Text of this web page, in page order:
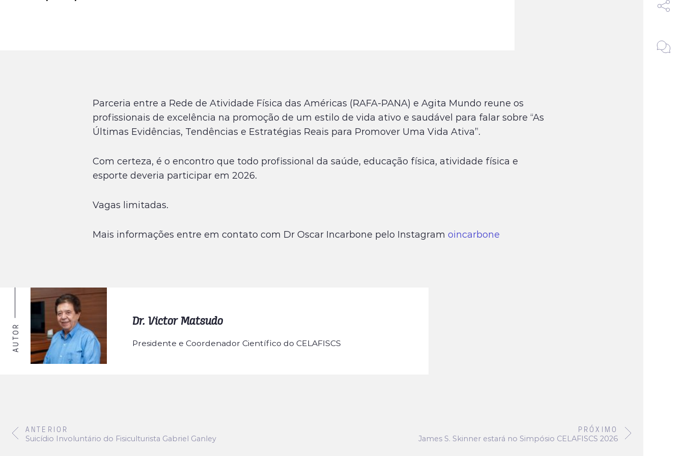
Parceria entre a Rede de Atividade Física das Américas (RAFA-PANA) e Agita Mundo reune os
profissionais de excelência na promoção de um estilo de vida ativo e saudável para falar sobre “As
Últimas Evidências, Tendências e Estratégias Reais para Promover Uma Vida Ativa”.
Com certeza, é o encontro que todo profissional da saúde, educação física, atividade física e
esporte deveria participar em 2026.
Vagas limitadas.
Mais informações entre em contato com Dr Oscar Incarbone pelo Instagram oincarbone
AUTOR
Dr. Victor Matsudo
Presidente e Coordenador Científico do CELAFISCS
ANTERIOR
Suicídio Involuntário do Fisiculturista Gabriel Ganley
PRÓXIMO
James S. Skinner estará no Simpósio CELAFISCS 2026